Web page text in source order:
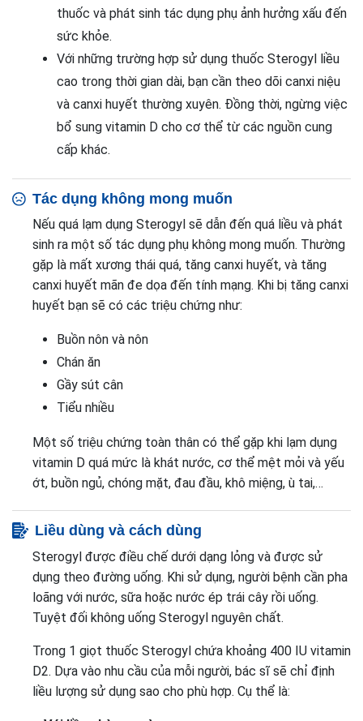
thuốc và phát sinh tác dụng phụ ảnh hưởng xấu đến
sức khỏe.
Với những trường hợp sử dụng thuốc Sterogyl liều
cao trong thời gian dài, bạn cần theo dõi canxi niệu
và canxi huyết thường xuyên. Đồng thời, ngừng việc
bổ sung vitamin D cho cơ thể từ các nguồn cung
cấp khác.
Tác dụng không mong muốn
Nếu quá lạm dụng Sterogyl sẽ dẫn đến quá liều và phát
sinh ra một số tác dụng phụ không mong muốn. Thường
gặp là mất xương thái quá, tăng canxi huyết, và tăng
canxi huyết mãn đe dọa đến tính mạng. Khi bị tăng canxi
huyết bạn sẽ có các triệu chứng như:
Buồn nôn và nôn
Chán ăn
Gầy sút cân
Tiểu nhiều
Một số triệu chứng toàn thân có thể gặp khi lạm dụng
vitamin D quá mức là khát nước, cơ thể mệt mỏi và yếu
ớt, buồn ngủ, chóng mặt, đau đầu, khô miệng, ù tai,…
Liều dùng và cách dùng
Sterogyl được điều chế dưới dạng lỏng và được sử
dụng theo đường uống. Khi sử dụng, người bệnh cần pha
loãng với nước, sữa hoặc nước ép trái cây rồi uống.
Tuyệt đối không uống Sterogyl nguyên chất.
Trong 1 giọt thuốc Sterogyl chứa khoảng 400 IU vitamin
D2. Dựa vào nhu cầu của mỗi người, bác sĩ sẽ chỉ định
liều lượng sử dụng sao cho phù hợp. Cụ thể là: